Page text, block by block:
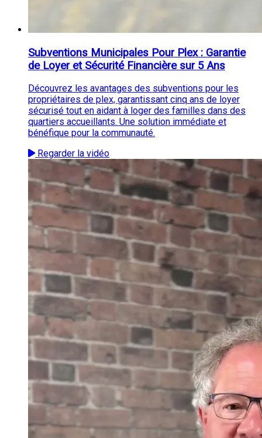
Subventions Municipales Pour Plex : Garantie
de Loyer et Sécurité Financière sur 5 Ans
Découvrez les avantages des subventions pour les
propriétaires de plex, garantissant cinq ans de loyer
sécurisé tout en aidant à loger des familles dans des
quartiers accueillants. Une solution immédiate et
bénéfique pour la communauté.
Regarder la vidéo